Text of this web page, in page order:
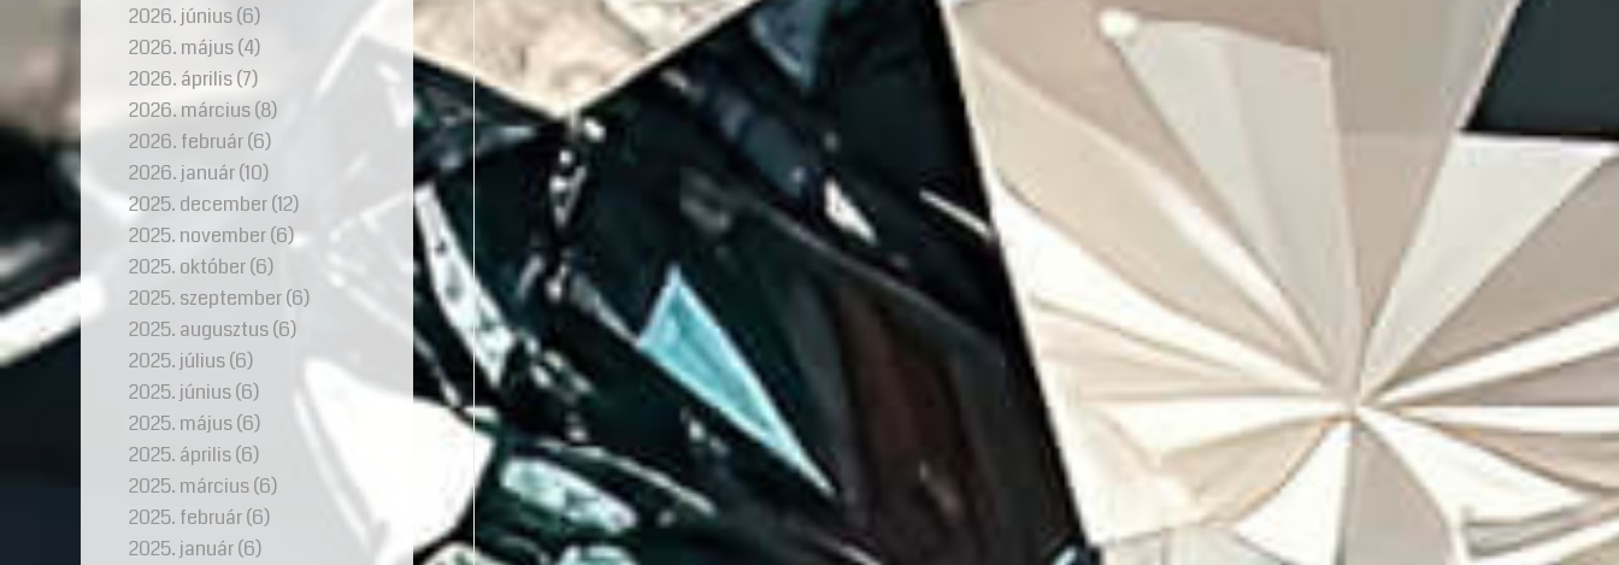
2026. június(6)
2026. május(4)
2026. április(7)
2026. március(8)
2026. február(6)
2026. január(10)
2025. december(12)
2025. november(6)
2025. október(6)
2025. szeptember(6)
2025. augusztus(6)
2025. július(6)
2025. június(6)
2025. május(6)
2025. április(6)
2025. március(6)
2025. február(6)
2025. január(6)